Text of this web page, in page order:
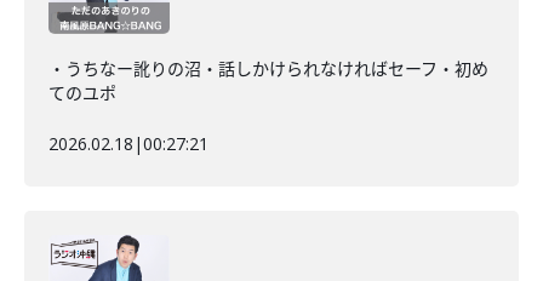
・うちなー訛りの沼・話しかけられなければセーフ・初め
てのユポ
2026.02.18 |00:27:21